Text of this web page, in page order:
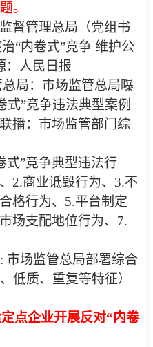
。
督管理总局（党组书
“内卷式”竞争 维护公
：人民日报
局： 市场监管总局曝
式”竞争违法典型案例
播： 市场监管部门综
式”竞争典型违法行
、 2.商业诋毁行为、 3.不
格行为、 5.平台制定
场支配地位行为、 7.
市场监管总局部署综合
低质、重复等特征）
点企业开展反对“内卷